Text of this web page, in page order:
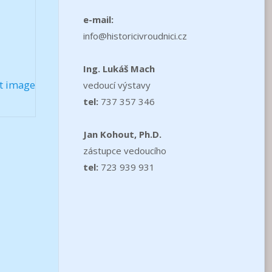
image
e-mail:
info@historicivroudnici.cz
Ing. Lukáš Mach
vedoucí výstavy
tel:737 357 346
Jan Kohout, Ph.D.
zástupce vedoucího
tel:723 939 931